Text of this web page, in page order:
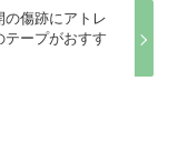
の傷跡にアトレ
テープがおすす